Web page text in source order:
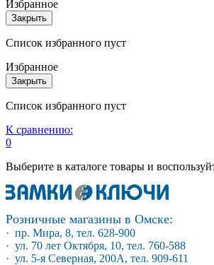
Избранное
Закрыть
Список избранного пуст
Избранное
Закрыть
Список избранного пуст
К сравнению:
0
Выберите в каталоге товары и
Розничные магазины в Омске:
· пр. Мира, 8, тел. 628-900
· ул. 70 лет Октября, 10, тел. 760-588
· ул. 5-я Северная, 200А, тел. 909-611